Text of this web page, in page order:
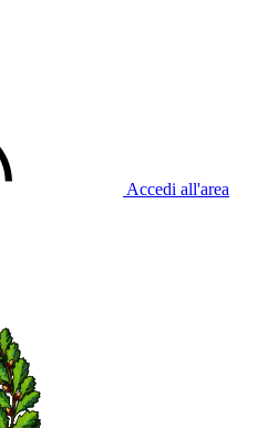
Accedi all'area